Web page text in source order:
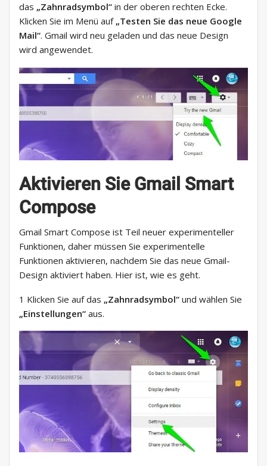
das „Zahnradsymbol“ in der oberen rechten Ecke.
Klicken Sie im Menü auf „Testen Sie das neue Google
Mail“. Gmail wird neu geladen und das neue Design
wird angewendet.
Aktivieren Sie Gmail Smart
Compose
Gmail Smart Compose ist Teil neuer experimenteller
Funktionen, daher müssen Sie experimentelle
Funktionen aktivieren, nachdem Sie das neue Gmail-
Design aktiviert haben. Hier ist, wie es geht.
1 Klicken Sie auf das „Zahnradsymbol“ und wählen Sie
„Einstellungen“ aus.